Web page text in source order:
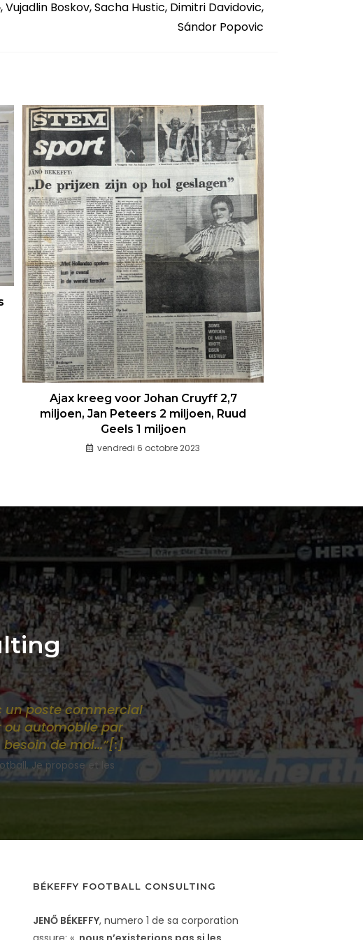
Vujadlin Boskov, Sacha Hustic, Dimitri Davidovic,
Sándor Popovic
Ajax kreeg voor Johan Cruyff 2,7
miljoen, Jan Peteers 2 miljoen, Ruud
Geels 1 miljoen
vendredi 6 octobre 2023
un poste commercial
automobile par
de moi...”[:]
Je propose et les
BÉKEFFY FOOTBALL CONSULTING
JENŐ BÉKEFFY, numero 1 de sa corporation